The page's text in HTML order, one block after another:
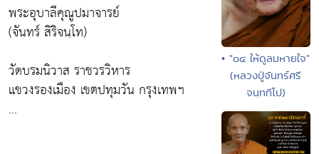
พระอุบาลีคุณูปมาจารย์
(จันทร์ สิริจนฺโท)
วัดบรมนิวาส ราชวรวิหาร
แขวงรองเมือง เขตปทุมวัน กรุงเทพฯ
...
• "๐๔ ให้ดูลมหายใจ"
(หลวงปู่จันทร์ศรี
จนฺททีโป)